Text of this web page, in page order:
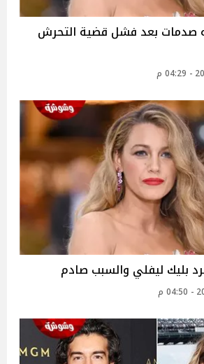
صدمات بعد فشل قضية التحرش
بليك ليفلي والسبب صادم